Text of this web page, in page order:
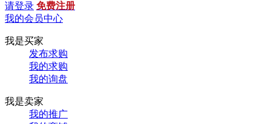
请登录 免费注册
我的会员中心
我是买家
发布求购
我的求购
我的询盘
我是卖家
我的推广